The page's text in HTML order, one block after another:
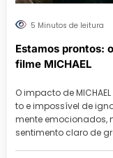
5 Minutos de leitura
Estamos prontos:
filme MICHAEL
O impacto de
to e impossível de
mente emocionados,
sentimento claro de